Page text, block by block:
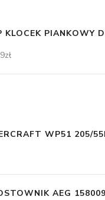
KLOCEK PIANKOWY
zł
WP51 205/
AEG